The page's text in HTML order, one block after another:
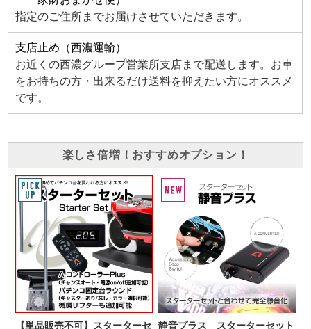
指定のご住所までお届けさせていただきます。
支店止め（西濃運輸）
お近くの西濃グループ営業所支店まで配送します。お車
をお持ちの方・出来るだけ送料を抑えたい方にオススメ
です。
楽しさ倍増！おすすめオプション！
【単品販売不可】スターターセ
静音プラス スターターセット